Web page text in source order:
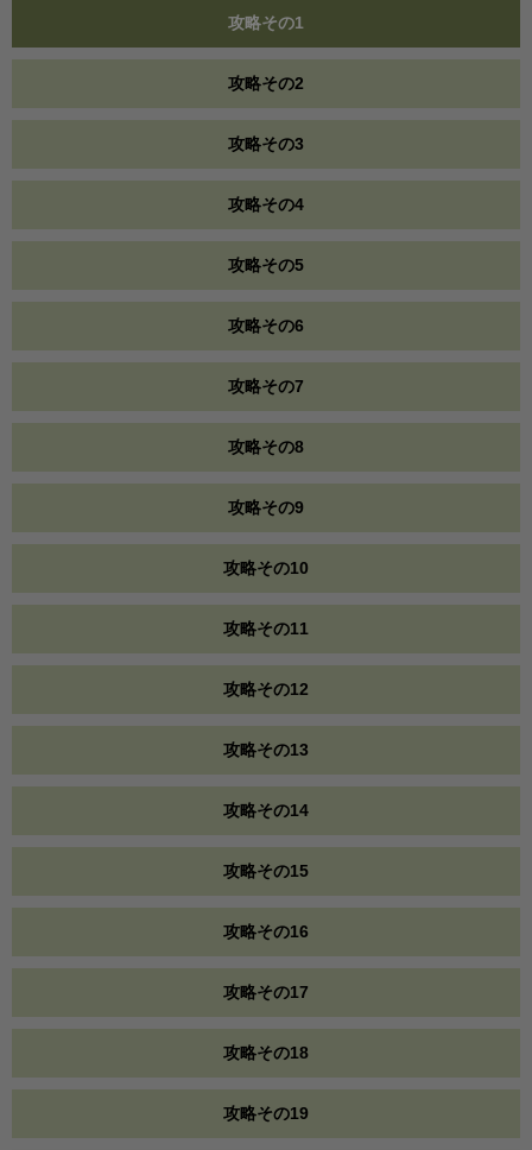
攻略その1
攻略その2
攻略その3
攻略その4
攻略その5
攻略その6
攻略その7
攻略その8
攻略その9
攻略その10
攻略その11
攻略その12
攻略その13
攻略その14
攻略その15
攻略その16
攻略その17
攻略その18
攻略その19